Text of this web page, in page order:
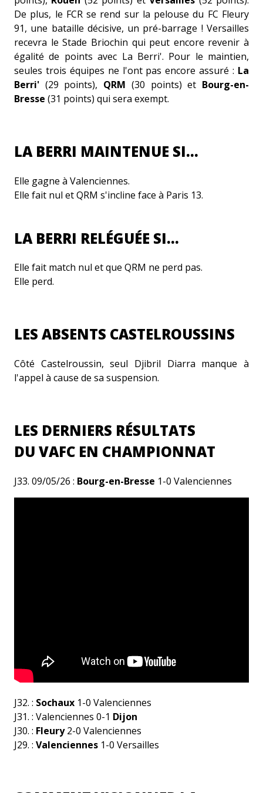
De plus, le FCR se rend sur la pelouse du FC Fleury
91, une bataille décisive, un pré-barrage ! Versailles
recevra le Stade Briochin qui peut encore revenir à
égalité de points avec La Berri'. Pour le maintien,
seules trois équipes ne l'ont pas encore assuré : La
Berri' (29 points), QRM (30 points) et Bourg-en-
Bresse (31 points) qui sera exempt.
LA BERRI MAINTENUE SI…
Elle gagne à Valenciennes.
Elle fait nul et QRM s'incline face à Paris 13.
LA BERRI RELÉGUÉE SI…
Elle fait match nul et que QRM ne perd pas.
Elle perd.
LES ABSENTS CASTELROUSSINS
Côté Castelroussin, seul Djibril Diarra manque à
l'appel à cause de sa suspension.
LES DERNIERS RÉSULTATS
DU VAFC EN CHAMPIONNAT
J33. 09/05/26 : Bourg-en-Bresse 1-0 Valenciennes
J32. : Sochaux 1-0 Valenciennes
J31. : Valenciennes 0-1 Dijon
J30. : Fleury2-0 Valenciennes
J29. : Valenciennes 1-0 Versailles